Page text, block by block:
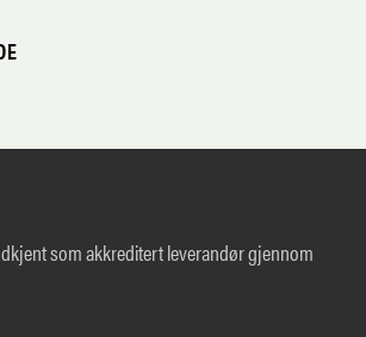
som akkreditert leverandør gjennom